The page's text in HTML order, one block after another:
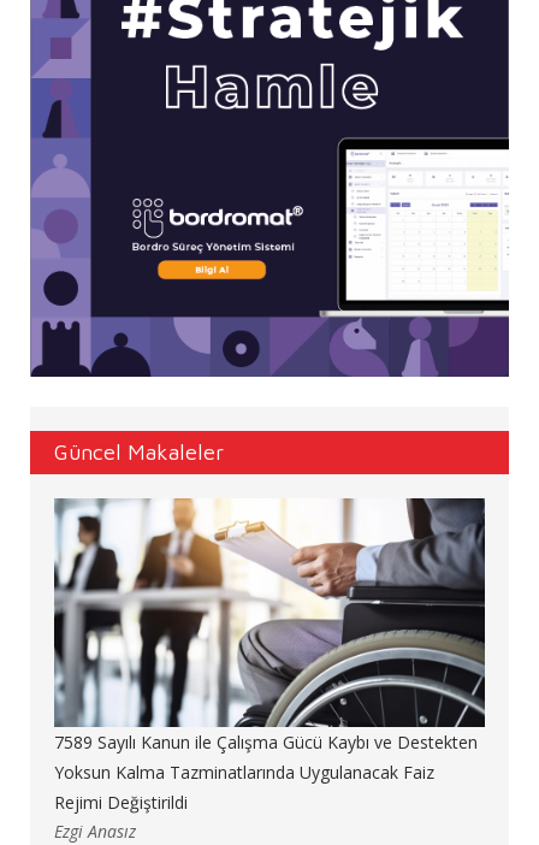
Güncel Makaleler
7589 Sayılı Kanun ile Çalışma Gücü Kaybı ve Destekten
Yoksun Kalma Tazminatlarında Uygulanacak Faiz
Rejimi Değiştirildi
Ezgi Anasız